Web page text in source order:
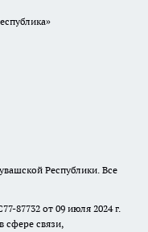
Республики. Все
87732 от 09 июля 2024 г.
сфере связи,